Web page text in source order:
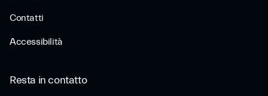
Contatti
Accessibilità
Resta in contatto